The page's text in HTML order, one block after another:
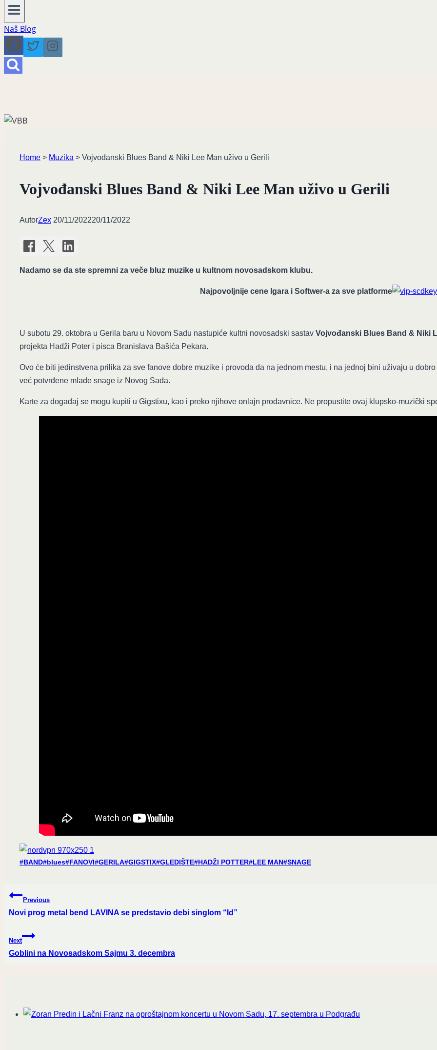
Naš Blog
Home > Muzika > Vojvođanski Blues Band & Niki Lee Man uživo u Gerili
Vojvođanski Blues Band & Niki Lee Man uživo u Gerili
AutorZex 20/11/202220/11/2022
Nadamo se da ste spremni za veče bluz muzike u kultnom novosadskom klubu.
Najpovoljnije cene Igara i Softwer-a za sve platforme
U subotu 29. oktobra u Gerila baru u Novom Sadu nastupiće kultni novosadski sastav Vojvođanski Blues Band & Niki
projekta Hadži Poter i pisca Branislava Bašića Pekara.
Ovo će biti jedinstvena prilika za sve fanove dobre muzike i provoda da na jednom mestu, i na jednoj bini uživaju u
već potvrđene mlade snage iz Novog Sada.
Karte za događaj se mogu kupiti u Gigstixu, kao i preko njihove onlajn prodavnice. Ne propustite ovaj klupsko‐muzički
Post
#BAND#blues#FANOVI#GERILA#GIGSTIX#GLEDIŠTE#HADŽI POTTER#LEE MAN#SNAGE
Post
navigation
Previous
Novi prog metal bend LAVINA se predstavio debi singlom “Id”
Next
Goblini na Novosadskom Sajmu 3. decembra